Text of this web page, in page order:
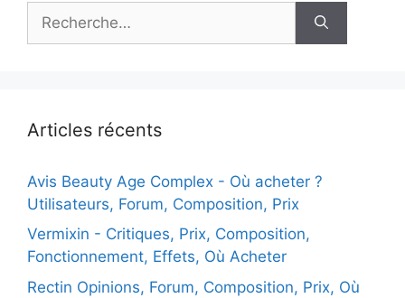
Articles récents
Avis Beauty Age Сomplex - Où acheter ?
Utilisateurs, Forum, Composition, Prix
Vermixin - Critiques, Prix, Composition,
Fonctionnement, Effets, Où Acheter
Rectin Opinions, Forum, Composition, Prix, Où